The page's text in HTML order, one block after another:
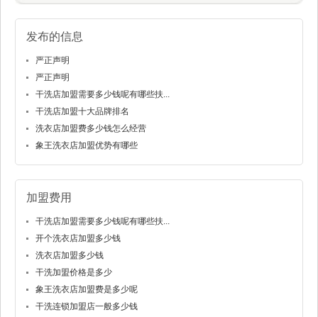
发布的信息
严正声明
严正声明
干洗店加盟需要多少钱呢有哪些扶...
干洗店加盟十大品牌排名
洗衣店加盟费多少钱怎么经营
象王洗衣店加盟优势有哪些
加盟费用
干洗店加盟需要多少钱呢有哪些扶...
开个洗衣店加盟多少钱
洗衣店加盟多少钱
干洗加盟价格是多少
象王洗衣店加盟费是多少呢
干洗连锁加盟店一般多少钱